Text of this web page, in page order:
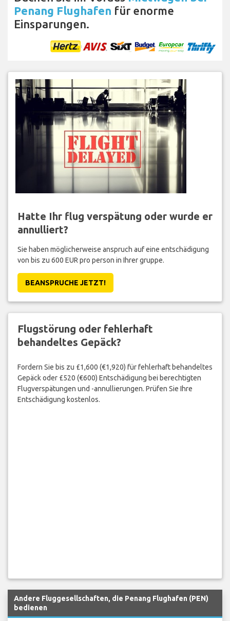
Penang Flughafen für enorme
Einsparungen.
Hatte Ihr flug verspätung oder wurde er
annulliert?
Sie haben möglicherweise anspruch auf eine entschädigung
von bis zu 600 EUR pro person in Ihrer gruppe.
BEANSPRUCHE JETZT!
Flugstörung oder fehlerhaft
behandeltes Gepäck?
Fordern Sie bis zu £1,600 (€1,920) für fehlerhaft behandeltes
Gepäck oder £520 (€600) Entschädigung bei berechtigten
Flugverspätungen und -annullierungen. Prüfen Sie Ihre
Entschädigung kostenlos.
Andere Fluggesellschaften, die Penang Flughafen (PEN)
bedienen